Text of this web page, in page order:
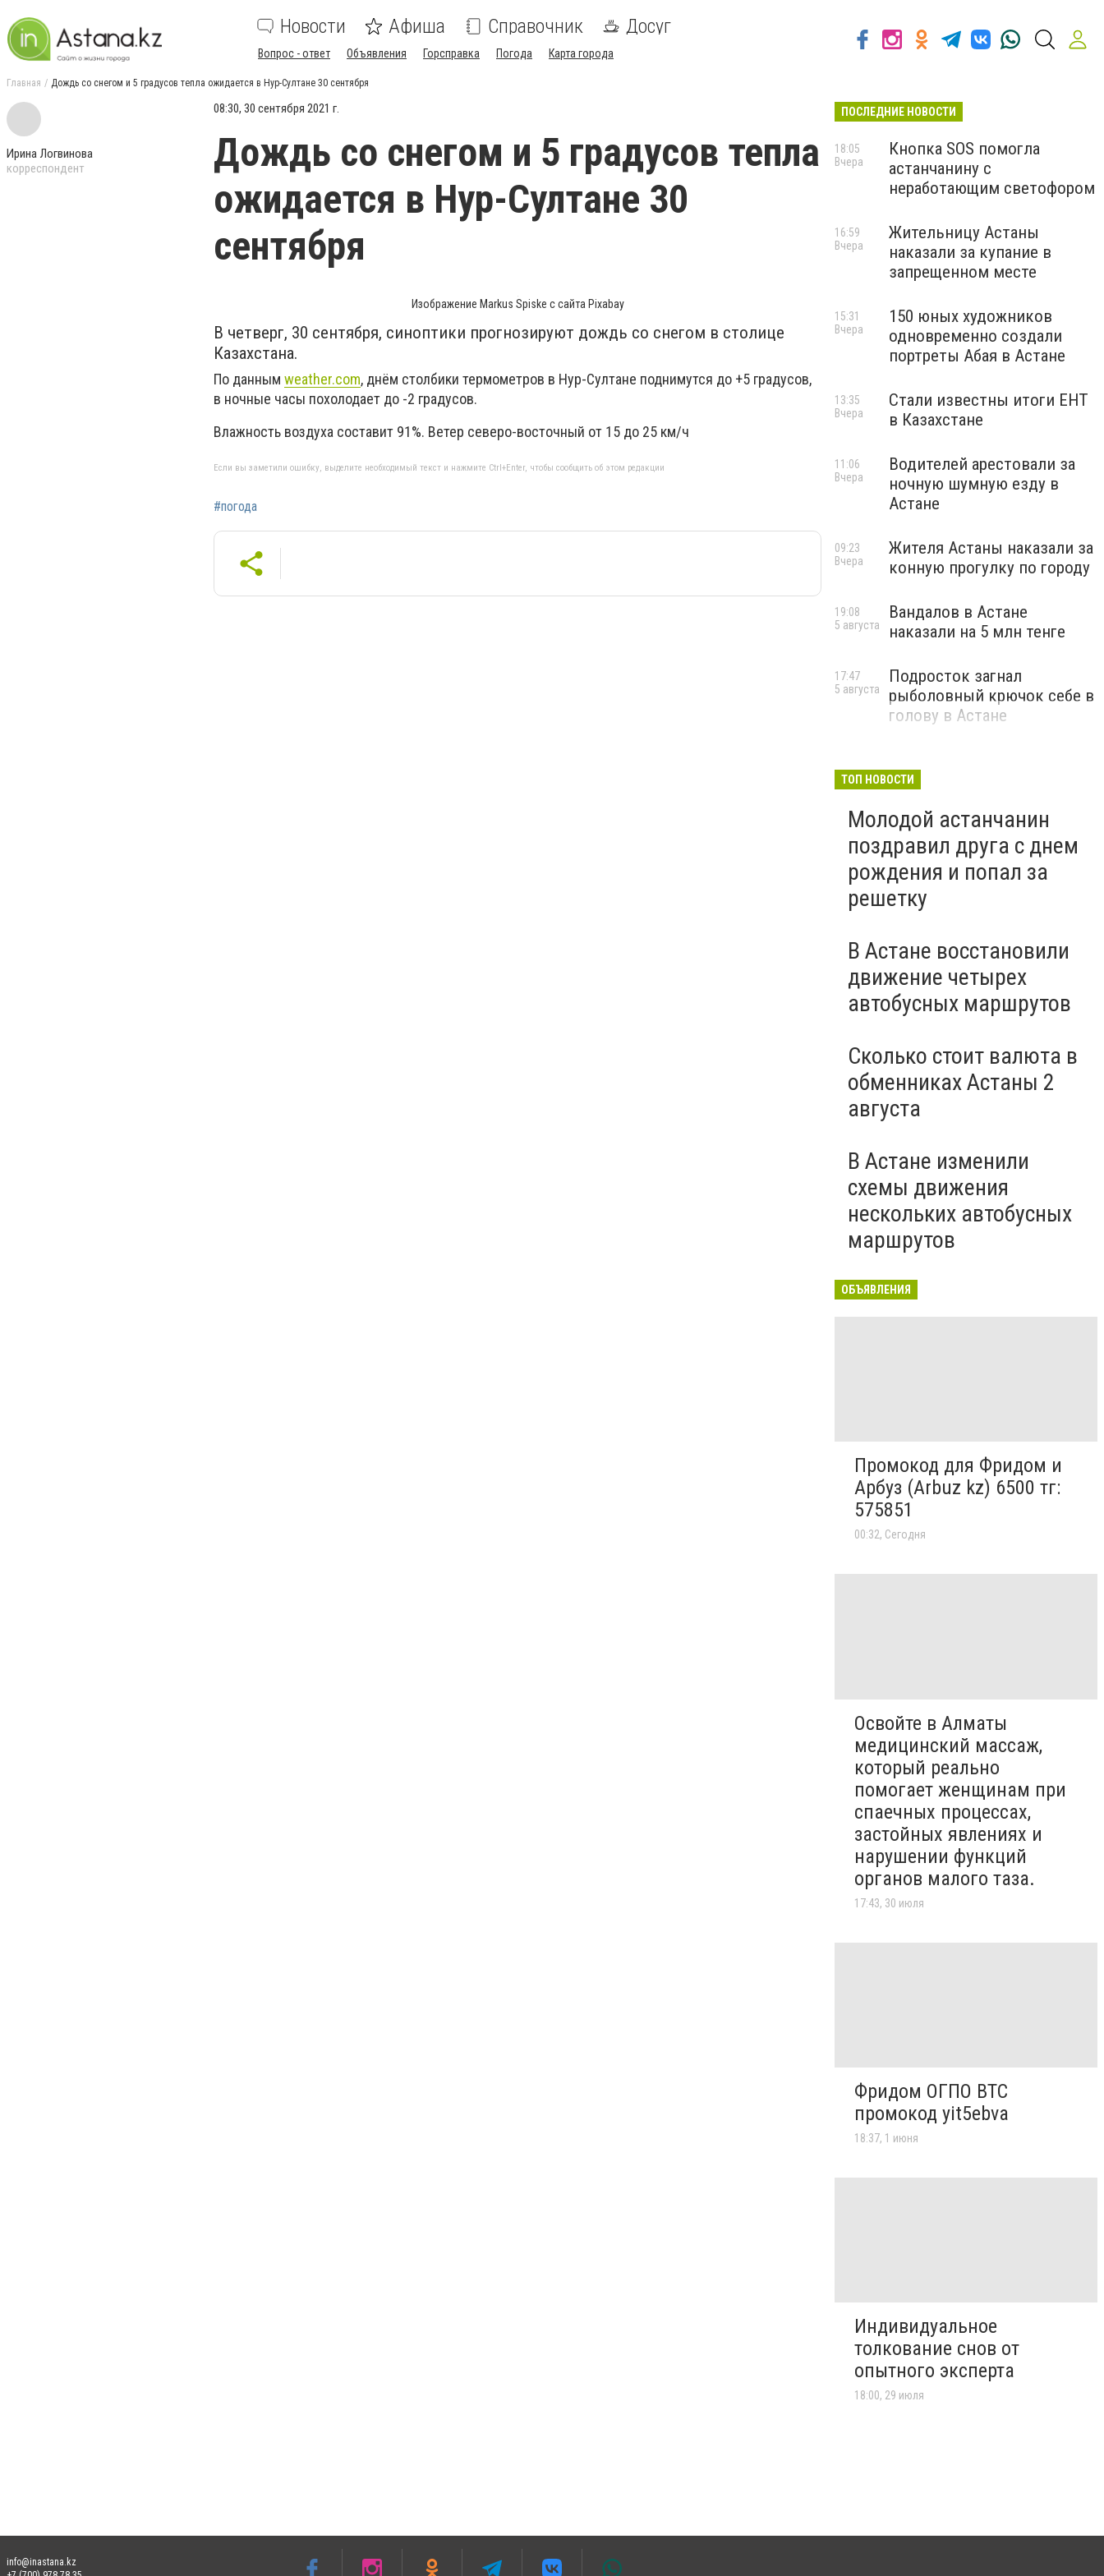
Новости Афиша Справочник Досуг
Вопрос - ответ Объявления Горсправка Погода Карта города
Главная Дождь со снегом и 5 градусов тепла ожидается в Нур-Султане 30 сентября
Ирина Логвинова
корреспондент
08:30, 30 сентября 2021 г.
Дождь со снегом и 5 градусов тепла
ожидается в Нур-Султане 30
сентября
Изображение Markus Spiske с сайта Pixabay
В четверг, 30 сентября, синоптики прогнозируют дождь со снегом в столице
Казахстана.
По данным weather.com, днём столбики термометров в Нур-Султане поднимутся до +5 градусов,
в ночные часы похолодает до -2 градусов.
Влажность воздуха составит 91%. Ветер северо-восточный от 15 до 25 км/ч
Если вы заметили ошибку, выделите необходимый текст и нажмите Ctrl+Enter, чтобы сообщить об этом редакции
#погода
ПОСЛЕДНИЕ НОВОСТИ
Кнопка SOS помогла
астанчанину с
неработающим светофором
18:05
Вчера
Жительницу Астаны
наказали за купание в
запрещенном месте
16:59
Вчера
150 юных художников
одновременно создали
портреты Абая в Астане
15:31
Вчера
Стали известны итоги ЕНТ
в Казахстане
13:35
Вчера
Водителей арестовали за
ночную шумную езду в
Астане
11:06
Вчера
Жителя Астаны наказали за
конную прогулку по городу
09:23
Вчера
Вандалов в Астане
наказали на 5 млн тенге
19:08
5 августа
Подросток загнал
рыболовный крючок себе в
голову в Астане
17:47
5 августа
ТОП НОВОСТИ
Молодой астанчанин
поздравил друга с днем
рождения и попал за
решетку
В Астане восстановили
движение четырех
автобусных маршрутов
Сколько стоит валюта в
обменниках Астаны 2
августа
В Астане изменили
схемы движения
нескольких автобусных
маршрутов
ОБЪЯВЛЕНИЯ
Промокод для Фридом и
Арбуз (Arbuz kz) 6500 тг:
575851
00:32, Сегодня
Освойте в Алматы
медицинский массаж,
который реально
помогает женщинам при
спаечных процессах,
застойных явлениях и
нарушении функций
органов малого таза.
17:43, 30 июля
Фридом ОГПО ВТС
промокод yit5ebva
18:37, 1 июня
Индивидуальное
толкование снов от
опытного эксперта
18:00, 29 июля
info@inastana.kz